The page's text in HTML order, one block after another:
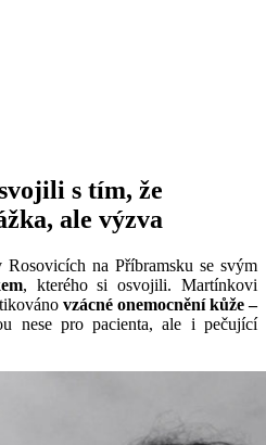
s tím, že
ale výzva
na Příbramsku se svým
, kterého si osvojili. Martínkovi
vzácné onemocnění kůže –
nese pro pacienta, ale i pečující